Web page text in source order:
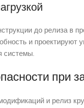
до релиза
и проектируют
системы.
при
и релиз